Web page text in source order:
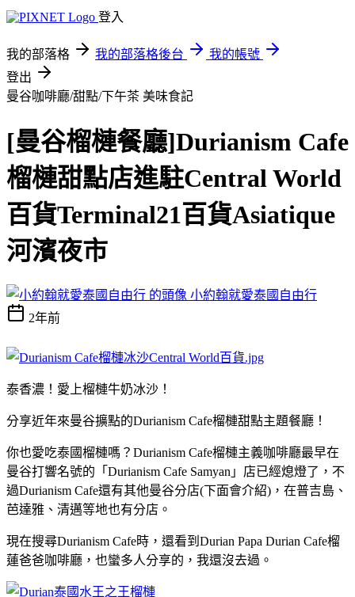
登入
我的部落格 我的部落格後台
我的帳號
登出
曼谷咖啡廳/甜點/下午茶 美味食記
[曼谷榴槤餐廳]Durianism Cafe
榴槤甜點店進駐Central World
百貨Terminal21百貨Asiatique
河濱夜市
小約翰就愛泰國自由行
2年前
泰香濃！愛上榴槤牛奶冰沙！
分享近年來曼谷擴點的Durianism Cafe榴槤甜點主題餐廳！
你也愛吃泰國榴槤嗎？Durianism Cafe榴槤主義咖啡廳最早在
曼谷打響名號的「Durianism Cafe Samyan」店已經熄燈了，不
過Durianism Cafe還有其他曼谷分店(下面會介紹)，在普吉島、
芭達雅、清邁等地也有分店。
現在搜尋Durianism Cafe時，還看到Durian Papa Durian Cafe榴
蓮爸爸咖啡廳，也蠻多人分享的，我還沒去過。